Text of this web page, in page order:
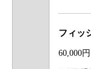
フィッ
60,000円